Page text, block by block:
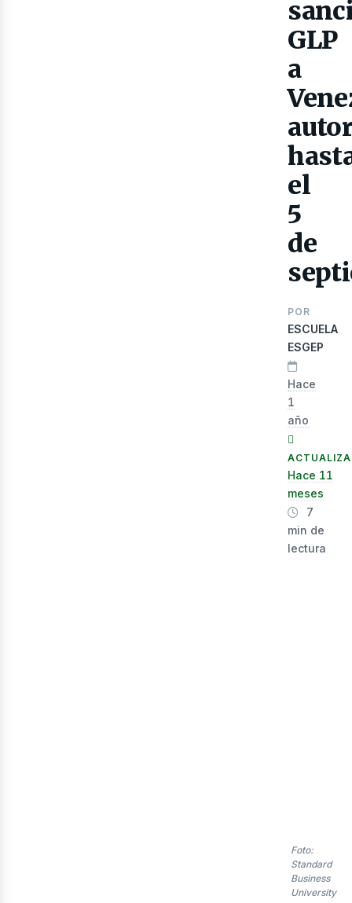
GLP
a
el
5
de
POR
ESCUELA
ESGEP
Hace
1
año
Hace 11
meses
7
min de
lectura
Foto:
Standard
Business
University